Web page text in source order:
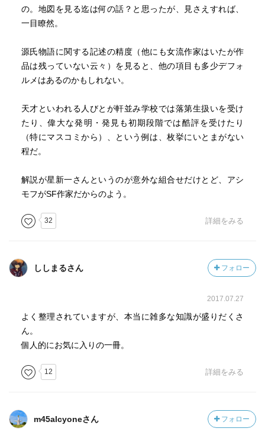
の。地図を見る迄は何の話？と思ったが、見さえすれば、
一目瞭然。
源氏物語に関する記述の精度（他にも女流作家はいたが作
品は残っていない云々）を見ると、他の項目も多少デフォ
ルメはあるのかもしれない。
天才といわれる人びとが軒並み学校では落第生扱いを受け
たり、偉大な発明・発見も初期段階では酷評を受けたり
（特にマスコミから）、という例は、枚挙にいとまがない
程だ。
解説が星新一さんというのが意外な組合せだけとど、アシ
モフがSF作家だからのよう。
32 詳細をみる
ししまるさん フォロー
2017.07.27
よく整理されていますが、本当に雑多な知識が盛りだくさ
ん。
個人的にお気に入りの一冊。
12 詳細をみる
m45alcyoneさん フォロー